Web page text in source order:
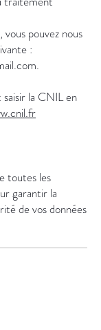
pouvez nous
:
.
la CNIL en
toutes les
garantir la
de vos données